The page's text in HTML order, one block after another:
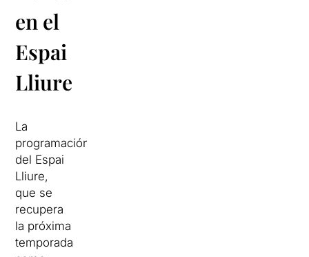
en el
Espai
Lliure
La
programación
del Espai
Lliure,
que se
recupera
la próxima
temporada